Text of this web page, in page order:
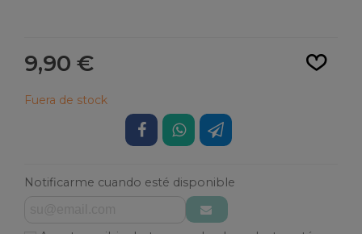
9,90 €
Fuera de stock
Notificarme cuando esté disponible